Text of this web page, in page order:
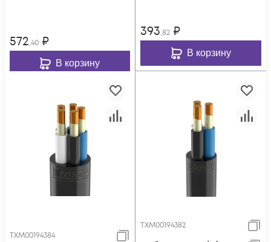
572,40 ₽
В корзину
393,82 ₽
В корзину
ТХМ00194384
ТХМ00194382